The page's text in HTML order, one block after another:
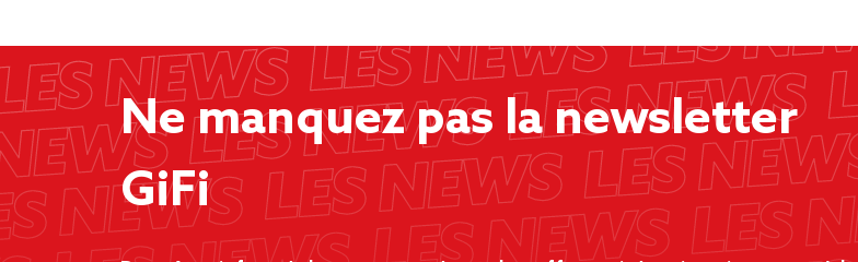
Ne manquez pas la newsletter
GiFi